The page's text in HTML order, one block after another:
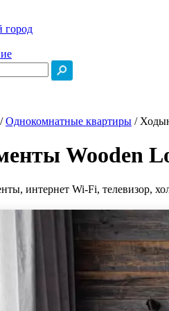
город
/Однокомнатные квартиры /
Wooden
интернет Wi-Fi, телевизор,